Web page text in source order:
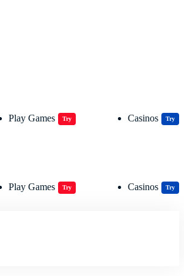
Play Games Try Casinos Try
Play Games Try Casinos Try